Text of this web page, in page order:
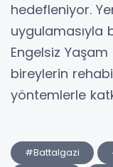
hedefleniyor.
uygulamasıyla
Engelsiz
bireylerin
yöntemlerle
#Battalgazi